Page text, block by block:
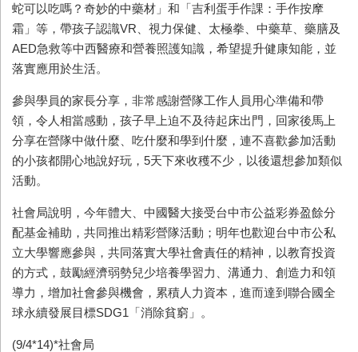
蛇可以吃嗎？奇妙的中藥材」和「吉利蛋手作課：手作按摩
霜」等，帶孩子認識VR、視力保健、太極拳、中藥草、藥膳及
AED急救等中西醫療和營養照護知識，希望提升健康知能，並
落實應用於生活。
參與學員的家長分享，非常感謝營隊工作人員用心準備和帶
領，令人相當感動，孩子早上迫不及待起床出門，回家後馬上
分享在營隊中做什麼、吃什麼和學到什麼，連不喜歡參加活動
的小孩都開心地說好玩，5天下來收穫不少，以後還想參加類似
活動。
社會局說明，今年體大、中國醫大接受台中市公益彩券盈餘分
配基金補助，共同推出精彩營隊活動；明年也歡迎台中市公私
立大學響應參與，共同落實大學社會責任的精神，以教育投資
的方式，鼓勵經濟弱勢兒少培養學習力、溝通力、創造力和領
導力，增加社會參與機會，累積人力資本，進而達到聯合國全
球永續發展目標SDG1「消除貧窮」。
(9/4*14)*社會局